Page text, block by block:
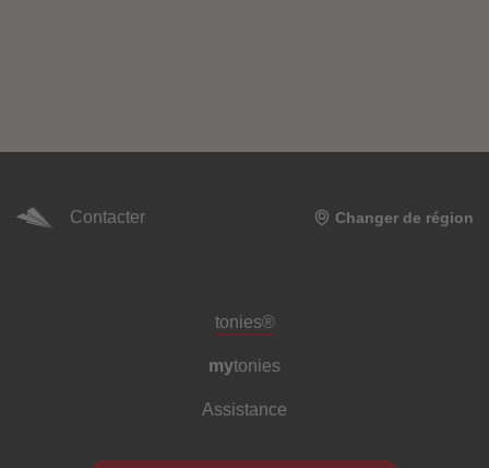
Contacter Changer de région
Pied de page de méta-navigation
tonies®
mytonies
Assistance